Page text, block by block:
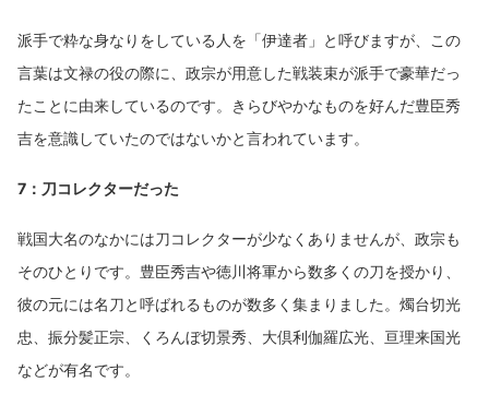
派手で粋な身なりをしている人を「伊達者」と呼びますが、この
言葉は文禄の役の際に、政宗が用意した戦装束が派手で豪華だっ
たことに由来しているのです。きらびやかなものを好んだ豊臣秀
吉を意識していたのではないかと言われています。
7：刀コレクターだった
戦国大名のなかには刀コレクターが少なくありませんが、政宗も
そのひとりです。豊臣秀吉や徳川将軍から数多くの刀を授かり、
彼の元には名刀と呼ばれるものが数多く集まりました。燭台切光
忠、振分髪正宗、くろんぼ切景秀、大倶利伽羅広光、亘理来国光
などが有名です。